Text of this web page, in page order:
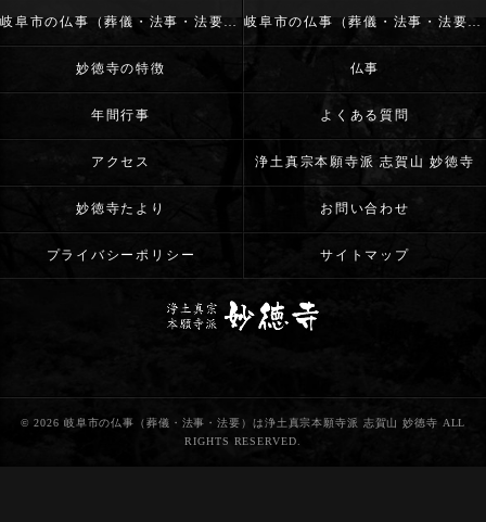
岐阜市の仏事（葬儀・法事・法要）･浄土真宗本願寺派 志賀山 妙徳寺の評判 岐阜市の仏事（葬儀・法事・法要）･浄土真宗本願寺派 志賀山 妙徳寺のお客様の声
妙徳寺の特徴 仏事
年間行事 よくある質問
アクセス 浄土真宗本願寺派 志賀山 妙徳寺
妙徳寺たより お問い合わせ
プライバシーポリシー サイトマップ
© 2026 岐阜市の仏事（葬儀・法事・法要）は浄土真宗本願寺派 志賀山 妙徳寺 ALL
RIGHTS RESERVED.